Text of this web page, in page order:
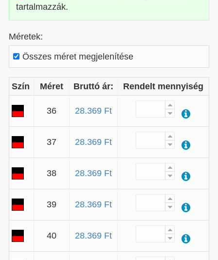
tartalmazzák.
Méretek:
Összes méret megjelenítése
Szín Méret Bruttó ár: Rendelt mennyiség
36 28.369 Ft
37 28.369 Ft
38 28.369 Ft
39 28.369 Ft
40 28.369 Ft